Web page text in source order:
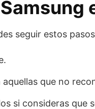
seguir estos
que no
si consideras que